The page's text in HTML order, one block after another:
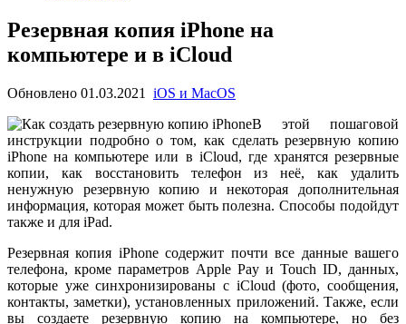
Резервная копия iPhone на
компьютере и в iCloud
Обновлено 01.03.2021
iOS и MacOS
В этой пошаговой
инструкции подробно о том, как сделать резервную копию
iPhone на компьютере или в iCloud, где хранятся резервные
копии, как восстановить телефон из неё, как удалить
ненужную резервную копию и некоторая дополнительная
информация, которая может быть полезна. Способы подойдут
также и для iPad.
Резервная копия iPhone содержит почти все данные вашего
телефона, кроме параметров Apple Pay и Touch ID, данных,
которые уже синхронизированы с iCloud (фото, сообщения,
контакты, заметки), установленных приложений. Также, если
вы создаете резервную копию на компьютере, но без